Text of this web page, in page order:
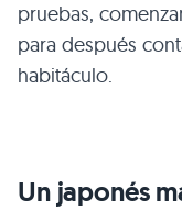
pruebas,
para después
habitáculo.
Un japonés